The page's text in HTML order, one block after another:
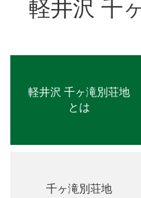
軽井沢 千
軽井沢 千ヶ滝別荘地
とは
千ヶ滝別荘地